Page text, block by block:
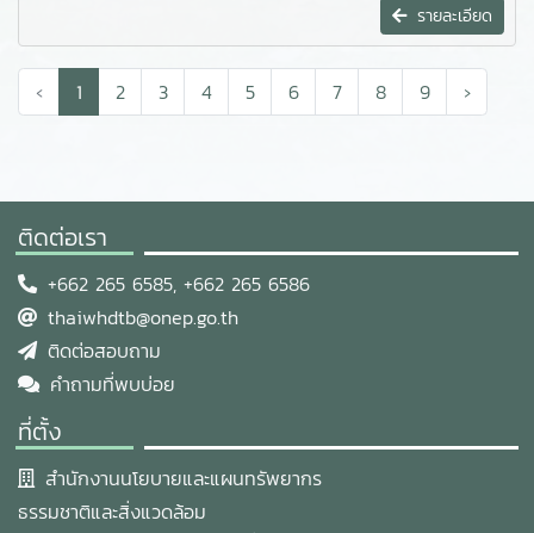
รายละเอียด
‹ 1 2 3 4 5 6 7 8 9 ›
ติดต่อเรา
+662 265 6585, +662 265 6586
thaiwhdtb@onep.go.th
ติดต่อสอบถาม
คำถามที่พบบ่อย
ที่ตั้ง
สำนักงานนโยบายและแผนทรัพยากร
ธรรมชาติและสิ่งแวดล้อม